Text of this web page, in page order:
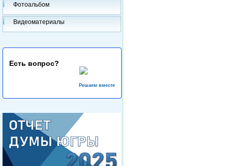
Фотоальбом
Видеоматериалы
Есть вопрос?
Решаем вместе